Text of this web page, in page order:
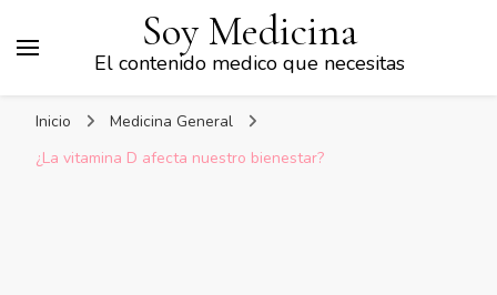
Soy Medicina
El contenido medico que necesitas
Inicio
Medicina General
¿La vitamina D afecta nuestro bienestar?